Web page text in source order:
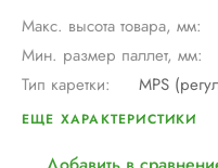
Макс. высота товара, мм:
Мин. размер паллет, мм:
Тип каретки:
MPS
Скорость обмотки:
ЕЩЕ ХАРАКТЕРИСТИКИ